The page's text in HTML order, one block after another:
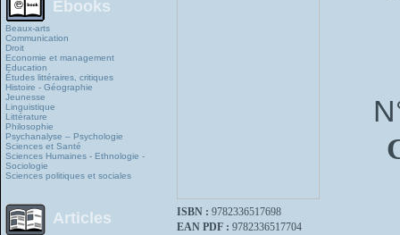
Ebooks
Beaux-arts
Communication
Droit
Economie et management
Education
Études littéraires, critiques
Histoire - Géographie
Jeunesse
Linguistique
Littérature
Philosophie
Psychanalyse – Psychologie
Sciences et Santé
Sciences Humaines - Ethnologie -
Sociologie
Sciences politiques et sociales
Articles ISBN : 9782336517698
EAN PDF : 9782336517704